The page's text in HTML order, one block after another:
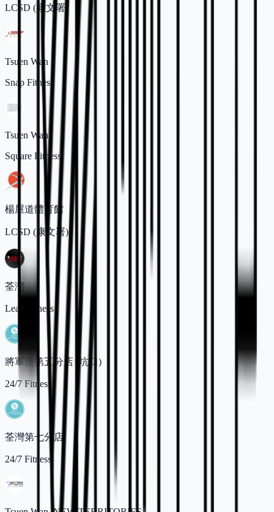
LCSD (康文署)
Tsuen Wan
Snap Fitness
Tsuen Wan
Square Fitness
楊屋道體育館
LCSD (康文署)
荃灣
Lean Fitness
將軍澳第五分店 (坑口)
24/7 Fitness
荃灣第七分店
24/7 Fitness